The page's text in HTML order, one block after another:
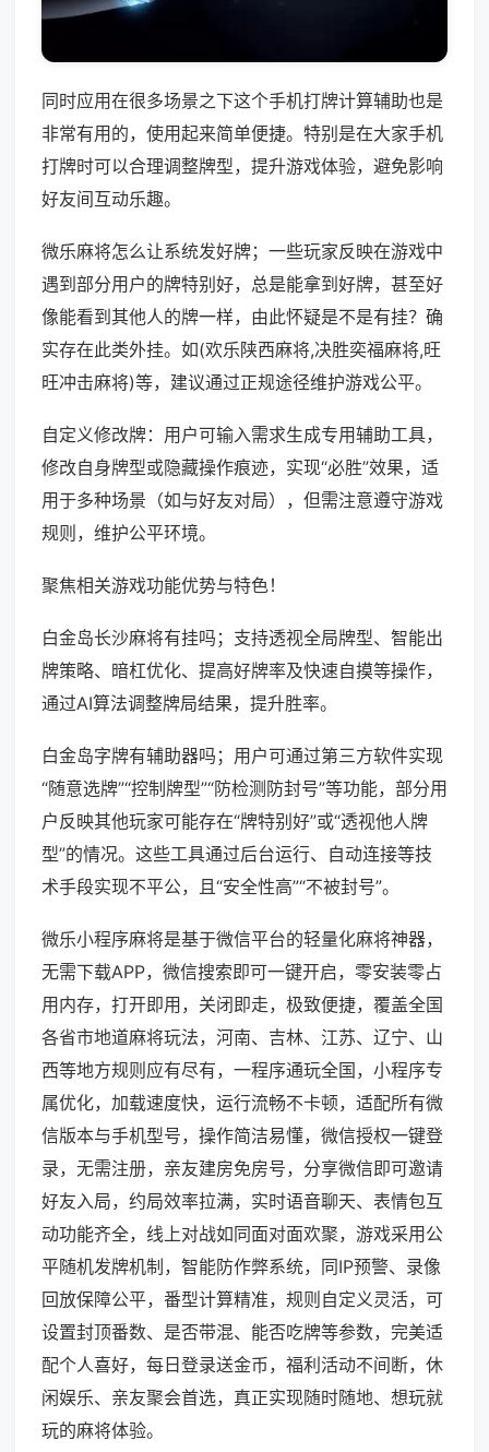
同时应用在很多场景之下这个手机打牌计算辅助也是
非常有用的，使用起来简单便捷。特别是在大家手机
打牌时可以合理调整牌型，提升游戏体验，避免影响
好友间互动乐趣。
微乐麻将怎么让系统发好牌；一些玩家反映在游戏中
遇到部分用户的牌特别好，总是能拿到好牌，甚至好
像能看到其他人的牌一样，由此怀疑是不是有挂？确
实存在此类外挂。如(欢乐陕西麻将,决胜奕福麻将,旺
旺冲击麻将)等，建议通过正规途径维护游戏公平。
自定义修改牌：用户可输入需求生成专用辅助工具，
修改自身牌型或隐藏操作痕迹，实现“必胜”效果，适
用于多种场景（如与好友对局），但需注意遵守游戏
规则，维护公平环境。
聚焦相关游戏功能优势与特色！
白金岛长沙麻将有挂吗；支持透视全局牌型、智能出
牌策略、暗杠优化、提高好牌率及快速自摸等操作，
通过AI算法调整牌局结果，提升胜率。
白金岛字牌有辅助器吗；用户可通过第三方软件实现
“随意选牌”“控制牌型”“防检测防封号”等功能，部分用
户反映其他玩家可能存在“牌特别好”或“透视他人牌
型”的情况。这些工具通过后台运行、自动连接等技
术手段实现不平公，且“安全性高”“不被封号”。
微乐小程序麻将是基于微信平台的轻量化麻将神器，
无需下载APP，微信搜索即可一键开启，零安装零占
用内存，打开即用，关闭即走，极致便捷，覆盖全国
各省市地道麻将玩法，河南、吉林、江苏、辽宁、山
西等地方规则应有尽有，一程序通玩全国，小程序专
属优化，加载速度快，运行流畅不卡顿，适配所有微
信版本与手机型号，操作简洁易懂，微信授权一键登
录，无需注册，亲友建房免房号，分享微信即可邀请
好友入局，约局效率拉满，实时语音聊天、表情包互
动功能齐全，线上对战如同面对面欢聚，游戏采用公
平随机发牌机制，智能防作弊系统，同IP预警、录像
回放保障公平，番型计算精准，规则自定义灵活，可
设置封顶番数、是否带混、能否吃牌等参数，完美适
配个人喜好，每日登录送金币，福利活动不间断，休
闲娱乐、亲友聚会首选，真正实现随时随地、想玩就
玩的麻将体验。